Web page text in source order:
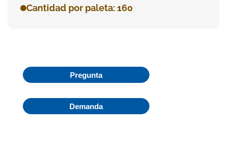
Cantidad por paleta: 160
Pregunta
Demanda